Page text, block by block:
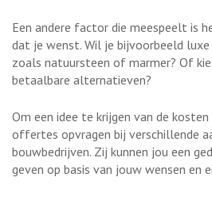
Een andere factor die meespeelt is
dat je wenst. Wil je bijvoorbeeld
zoals natuursteen of marmer? Of
betaalbare alternatieven?
Om een idee te krijgen van de
offertes opvragen bij verschillende
bouwbedrijven. Zij kunnen jou een
geven op basis van jouw wensen en